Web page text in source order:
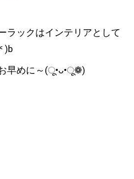
ラックはインテリアとして
)b
お早めに～(ू•ᴗ•ू❁)